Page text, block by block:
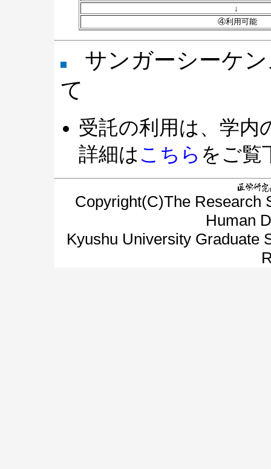
↓
④利用可能
サンガーシーケ
て
受託の利用は、学内
詳細は こちら をご覧
Copyright(C)The Research
Human
Kyushu University Graduate